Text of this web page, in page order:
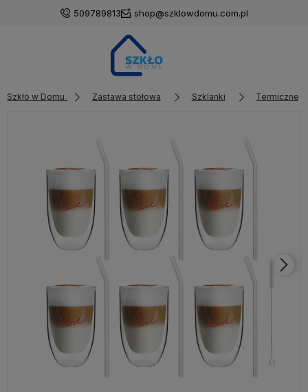
509789813 shop@szklowdomu.com.pl
Szkło w Domu Zastawa stołowa Szklanki Termiczne